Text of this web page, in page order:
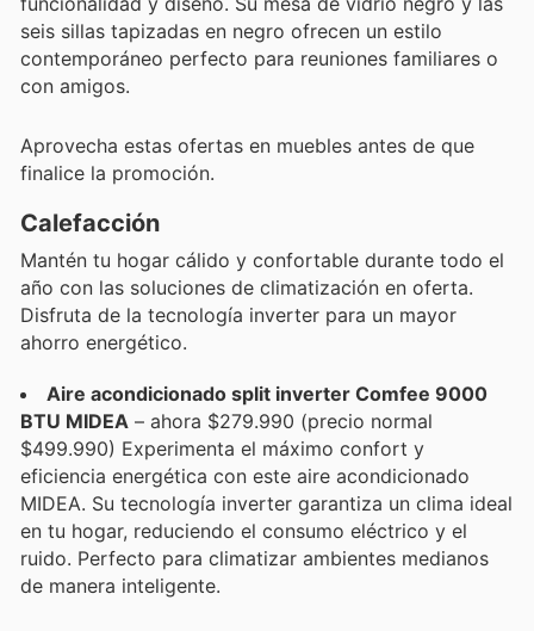
seis sillas tapizadas en negro ofrecen un estilo
contemporáneo perfecto para reuniones familiares o
con amigos.
Aprovecha estas ofertas en muebles antes de que
finalice la promoción.
Calefacción
Mantén tu hogar cálido y confortable durante todo el
año con las soluciones de climatización en oferta.
Disfruta de la tecnología inverter para un mayor
ahorro energético.
Aire acondicionado split inverter Comfee 9000
BTU MIDEA – ahora $279.990 (precio normal
$499.990) Experimenta el máximo confort y
eficiencia energética con este aire acondicionado
MIDEA. Su tecnología inverter garantiza un clima ideal
en tu hogar, reduciendo el consumo eléctrico y el
ruido. Perfecto para climatizar ambientes medianos
de manera inteligente.